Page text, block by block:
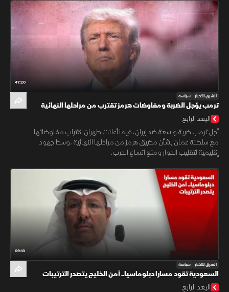
47:20
الشرق للأخبار سياسة
ترمب يؤجل الضربة ومفاوضات هرمز تقترب من مراحلها النهائية
البعد الرابع
أجل ترمب ضربة واسعة ضد إيران، فيما أعلنت طهران اقتراب مفاوضاتها
مع سلطنة عمان بشأن مضيق هرمز من مراحلها النهائية، وسط جهود
إقليمية لتغليب الحوار ومنع اتساع الحرب.
09:13
الشرق للأخبار سياسة
السعودية تقود مسارا دبلوماسيا.. أمن الخليج يتصدر الترتيبات
البعد الرابع